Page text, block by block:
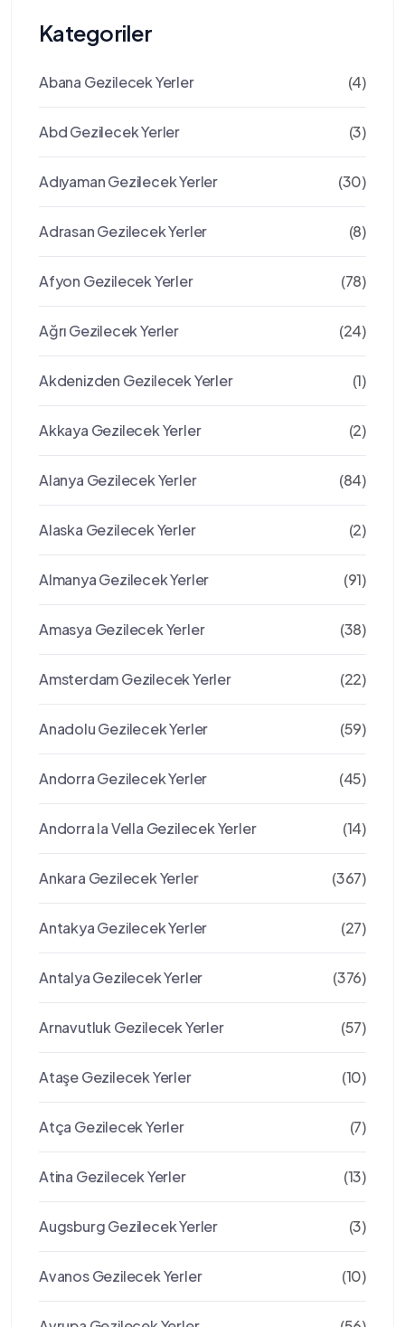
Kategoriler
Abana Gezilecek Yerler (4)
Abd Gezilecek Yerler (3)
Adıyaman Gezilecek Yerler (30)
Adrasan Gezilecek Yerler (8)
Afyon Gezilecek Yerler (78)
Ağrı Gezilecek Yerler (24)
Akdenizden Gezilecek Yerler (1)
Akkaya Gezilecek Yerler (2)
Alanya Gezilecek Yerler (84)
Alaska Gezilecek Yerler (2)
Almanya Gezilecek Yerler (91)
Amasya Gezilecek Yerler (38)
Amsterdam Gezilecek Yerler (22)
Anadolu Gezilecek Yerler (59)
Andorra Gezilecek Yerler (45)
Andorra la Vella Gezilecek Yerler (14)
Ankara Gezilecek Yerler (367)
Antakya Gezilecek Yerler (27)
Antalya Gezilecek Yerler (376)
Arnavutluk Gezilecek Yerler (57)
Ataşe Gezilecek Yerler (10)
Atça Gezilecek Yerler (7)
Atina Gezilecek Yerler (13)
Augsburg Gezilecek Yerler (3)
Avanos Gezilecek Yerler (10)